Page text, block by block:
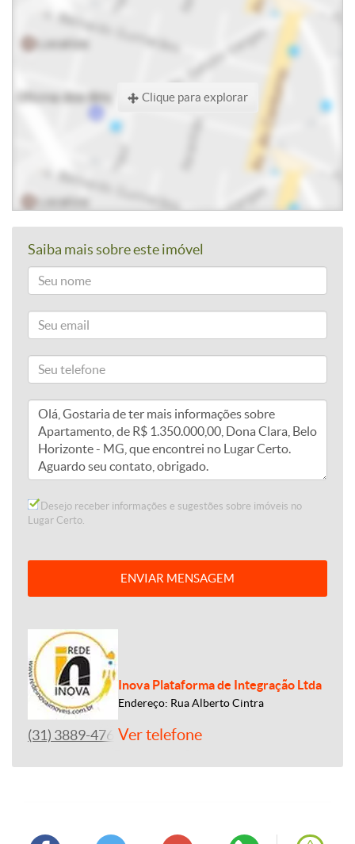
Clique para explorar
Saiba mais sobre este imóvel
Desejo receber informações e sugestões sobre imóveis no
Lugar Certo.
ENVIAR MENSAGEM
Inova Plataforma de Integração Ltda
Endereço: Rua Alberto Cintra
(31) 3889-4765Ver telefone